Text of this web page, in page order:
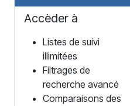
Accèder à
Listes de suivi
illimitées
Filtrages de
recherche avancé
Comparaisons des